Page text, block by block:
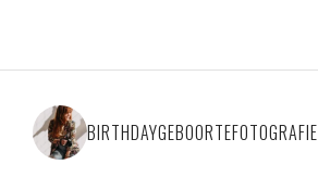
BIRTHDAYGEBOORTEFOTOGRAFIE